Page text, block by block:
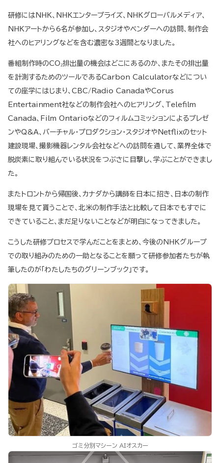
研修にはNHK、NHKエンタープライズ、NHKグローバルメディア、
NHKアートから6名が参加し、スタジオやベンダーへの訪問、制作会
社へのヒアリングなどを含む濃密な3週間となりました。
番組制作時のCO₂排出量の機会はどこにあるのか、またその排出量
を計測するためのツールであるCarbon Calculatorなどについ
ての座学にはじまり、CBC/Radio CanadaやCorus
Entertainment社などの制作会社へのヒアリング、Telefilm
Canada、Film Ontarioなどのフィルムコミッションによるプレゼ
ンやQ&A、バーチャル・プロダクション・スタジオやNetflixのセット
建設現場、撮影機器レンタル会社などへの訪問を通して、業界全体で
脱炭素に取り組んでいる状況をつぶさに目撃し、学ぶことができまし
た。
またトロントから帰国後、カナダから講師を日本に招き、日本の制作
現場を見て貰うことで、北米の制作手法と比較して日本でもすでに
できていること、まだ足りないことなどが明白になってきました。
こうした研修プロセスで学んだことをまとめ、今後のNHKグループ
での取り組みのための一助となることを願って研修参加者たちが執
筆したのが「わたしたちのグリーンブック」です。
ゴミ分別マシーン AIオスカー